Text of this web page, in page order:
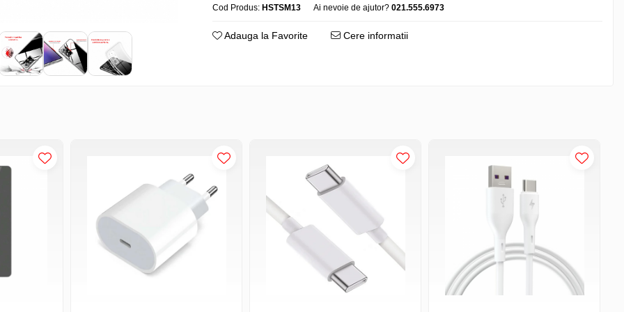
Cod Produs: HSTSM13 Ai nevoie de ajutor? 021.555.6973
Adauga la Favorite Cere informatii